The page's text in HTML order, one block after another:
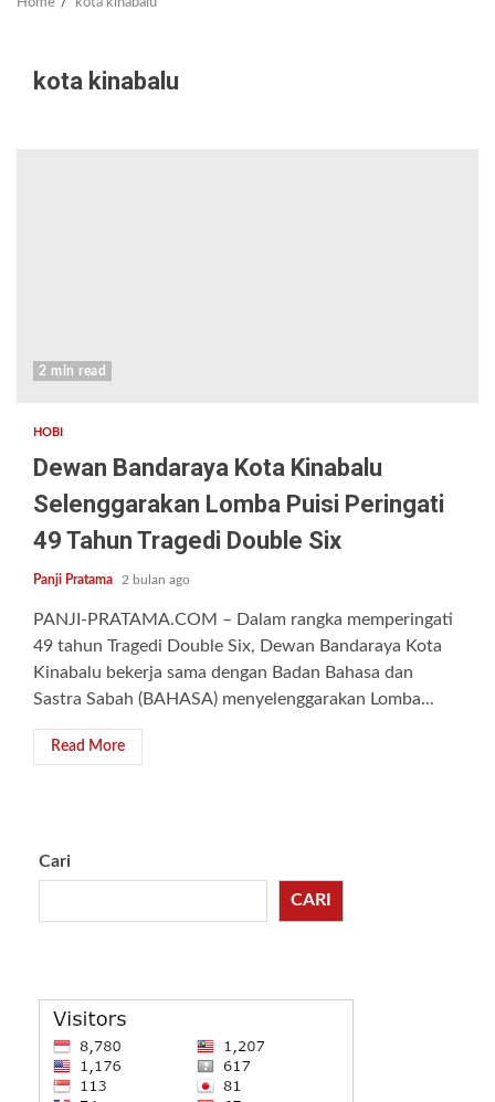
kota kinabalu
2 min read
HOBI
Dewan Bandaraya Kota Kinabalu
Selenggarakan Lomba Puisi Peringati
49 Tahun Tragedi Double Six
Panji Pratama 2 bulan ago
PANJI-PRATAMA.COM – Dalam rangka memperingati
49 tahun Tragedi Double Six, Dewan Bandaraya Kota
Kinabalu bekerja sama dengan Badan Bahasa dan
Sastra Sabah (BAHASA) menyelenggarakan Lomba...
Read More
Cari
CARI